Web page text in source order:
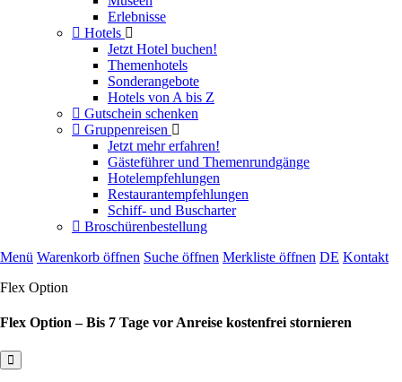
Erlebnisse
Hotels
Jetzt Hotel buchen!
Themenhotels
Sonderangebote
Hotels von A bis Z
Gutschein schenken
Gruppenreisen
Jetzt mehr erfahren!
Gästeführer und Themenrundgänge
Hotelempfehlungen
Restaurantempfehlungen
Schiff- und Buscharter
Broschürenbestellung
Menü Warenkorb öffnen Suche öffnen Merkliste öffnen DE Kontakt
Flex Option
Flex Option – Bis 7 Tage vor Anreise kostenfrei stornieren